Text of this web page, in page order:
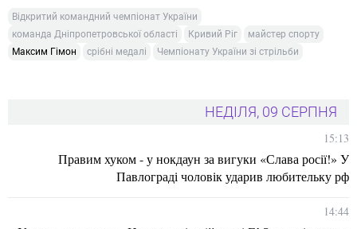
Відкритий командний чемпіонат України
команда Дніпропетровської області
Кривий Ріг
майстер спорту
Максим Гімон
срібні медалі Чемпіонату України зі стрільби
НЕДІЛЯ, 09 СЕРПНЯ
15:13
Правим хуком - у нокдаун за вигуки «Слава росії!» У
Павлограді чоловік ударив любительку рф
14:44